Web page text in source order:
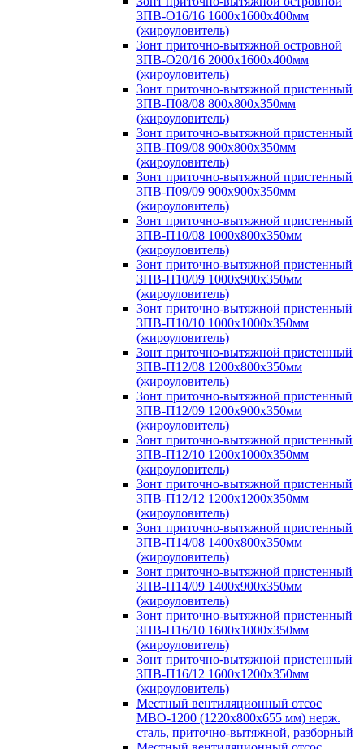
ЗПВ-О16/16 1600х1600х400мм
(жироуловитель)
Зонт приточно-вытяжной островной
ЗПВ-О20/16 2000х1600х400мм
(жироуловитель)
Зонт приточно-вытяжной пристенный
ЗПВ-П08/08 800х800х350мм
(жироуловитель)
Зонт приточно-вытяжной пристенный
ЗПВ-П09/08 900х800х350мм
(жироуловитель)
Зонт приточно-вытяжной пристенный
ЗПВ-П09/09 900х900х350мм
(жироуловитель)
Зонт приточно-вытяжной пристенный
ЗПВ-П10/08 1000х800х350мм
(жироуловитель)
Зонт приточно-вытяжной пристенный
ЗПВ-П10/09 1000х900х350мм
(жироуловитель)
Зонт приточно-вытяжной пристенный
ЗПВ-П10/10 1000х1000х350мм
(жироуловитель)
Зонт приточно-вытяжной пристенный
ЗПВ-П12/08 1200х800х350мм
(жироуловитель)
Зонт приточно-вытяжной пристенный
ЗПВ-П12/09 1200х900х350мм
(жироуловитель)
Зонт приточно-вытяжной пристенный
ЗПВ-П12/10 1200х1000х350мм
(жироуловитель)
Зонт приточно-вытяжной пристенный
ЗПВ-П12/12 1200х1200х350мм
(жироуловитель)
Зонт приточно-вытяжной пристенный
ЗПВ-П14/08 1400х800х350мм
(жироуловитель)
Зонт приточно-вытяжной пристенный
ЗПВ-П14/09 1400х900х350мм
(жироуловитель)
Зонт приточно-вытяжной пристенный
ЗПВ-П16/10 1600х1000х350мм
(жироуловитель)
Зонт приточно-вытяжной пристенный
ЗПВ-П16/12 1600х1200х350мм
(жироуловитель)
Местный вентиляционный отсос
МВО-1200 (1220х800х655 мм) нерж.
сталь, приточно-вытяжной, разборный